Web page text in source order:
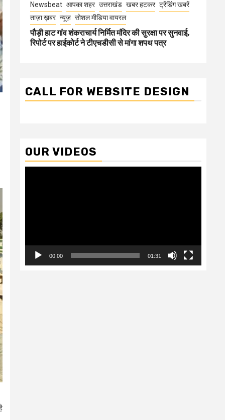
Newsbeat आपका शहर उत्तराखंड खबर हटकर ट्रेंडिंग खबरें
ताज़ा ख़बर न्यूज़ सोशल मीडिया वायरल
पौड़ी हाट गांव शंकराचार्य निर्मित मंदिर की सुरक्षा पर सुनवाई,
रिपोर्ट पर हाईकोर्ट ने टीएचडीसी से मांगा शपथ पत्र
CALL FOR WEBSITE DESIGN
OUR VIDEOS
00:00 01:31